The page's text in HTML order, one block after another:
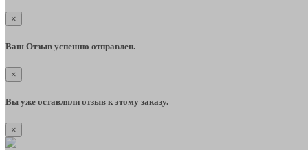
×
Ваш Отзыв успешно отправлен.
×
Вы уже оставляли отзыв к этому заказу.
×